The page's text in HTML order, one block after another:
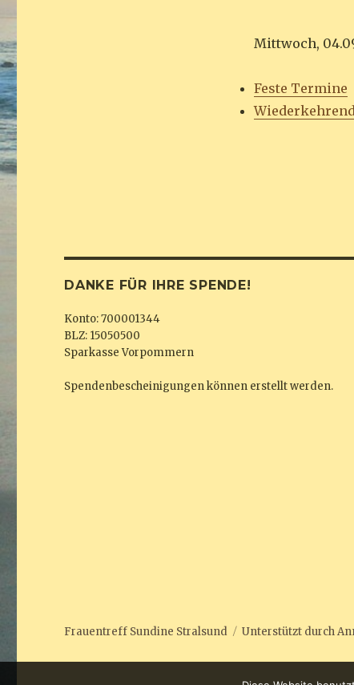
Mittwoch,
Feste Termine
DANKE FÜR IHRE SPENDE!
Konto: 700001344
BLZ: 15050500
Sparkasse Vorpommern
Spendenbescheinigungen können erstellt werden.
Frauentreff Sundine Stralsund Unterstützt durch